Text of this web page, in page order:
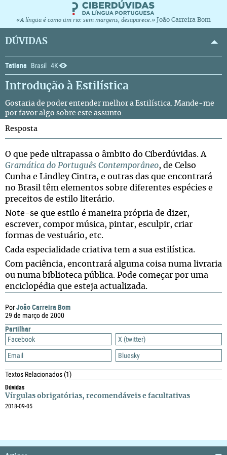
«A língua é como um rio: sem margens, desaparece.» João Carreira Bom
DÚVIDAS
Tatiana Brasil 4K
Introdução à Estilística
Gostaria de poder entender melhor a Estilística. Mande-me
por favor algo sobre este assunto.
PorJoão Carreira Bom
29 de março de 2000
Partilhar
Facebook
X (twitter)
Email
Bluesky
Textos Relacionados(1)
Dúvidas
Vírgulas obrigatórias, recomendáveis e facultativas
2018-09-05
Resposta
O que pede ultrapassa o âmbito do Ciberdúvidas. A
Gramática do Português Contemporâneo, de Celso
Cunha e Lindley Cintra, e outras das que encontrará
no Brasil têm elementos sobre diferentes espécies e
preceitos de estilo literário.
Note-se que estilo é maneira própria de dizer,
escrever, compor música, pintar, esculpir, criar
formas de vestuário, etc.
Cada especialidade criativa tem a sua estilística.
Com paciência, encontrará alguma coisa numa livraria
ou numa biblioteca pública. Pode começar por uma
enciclopédia que esteja actualizada.